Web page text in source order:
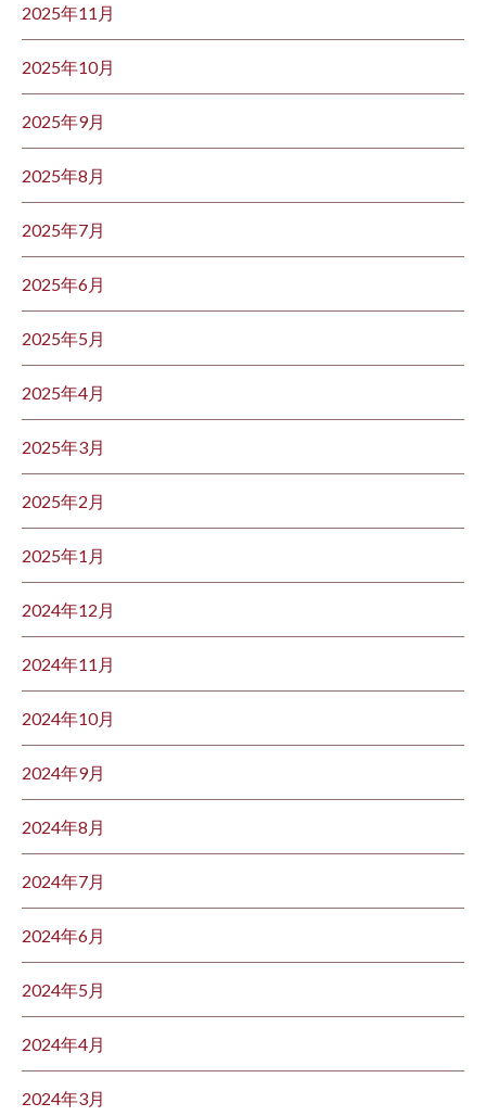
2025年11月
2025年10月
2025年9月
2025年8月
2025年7月
2025年6月
2025年5月
2025年4月
2025年3月
2025年2月
2025年1月
2024年12月
2024年11月
2024年10月
2024年9月
2024年8月
2024年7月
2024年6月
2024年5月
2024年4月
2024年3月